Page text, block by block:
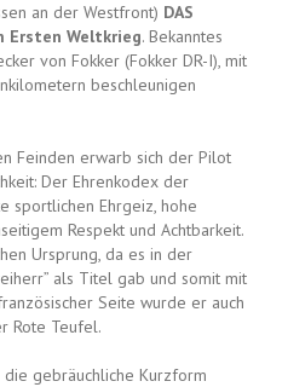
an der Westfront) DAS
Ersten Weltkrieg. Bekanntes
von Fokker (Fokker DR-I), mit
beschleunigen
Feinden erwarb sich der Pilot
Der Ehrenkodex der
sportlichen Ehrgeiz, hohe
Respekt und Achtbarkeit.
Ursprung, da es in der
als Titel gab und somit mit
Seite wurde er auch
Rote Teufel.
die gebräuchliche Kurzform